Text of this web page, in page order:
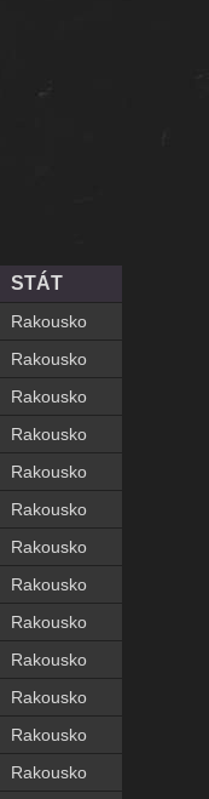
STÁT
Rakousko
Rakousko
Rakousko
Rakousko
Rakousko
Rakousko
Rakousko
Rakousko
Rakousko
Rakousko
Rakousko
Rakousko
Rakousko